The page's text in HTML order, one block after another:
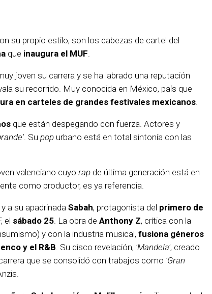
su propio estilo, son los cabezas de cartel del
que inaugura el MUF.
joven su carrera y se ha labrado una reputación
su recorrido. Muy conocida en México, país que
en carteles de grandes festivales mexicanos.
que están despegando con fuerza. Actores y
. Su pop urbano está en total sintonía con las
valenciano cuyo rap de última generación está en
como productor, es ya referencia.
y a su apadrinada Sabah, protagonista del primero de
el sábado 25. La obra de Anthony Z, crítica con la
y con la industria musical, fusiona géneros
y el R&B. Su disco revelación, 'Mandela', creado
que se consolidó con trabajos como 'Gran